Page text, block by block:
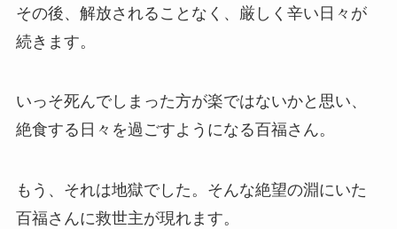
その後、解放されることなく、厳しく辛い日々が
続きます。
いっそ死んでしまった方が楽ではないかと思い、
絶食する日々を過ごすようになる百福さん。
もう、それは地獄でした。そんな絶望の淵にいた
百福さんに救世主が現れます。